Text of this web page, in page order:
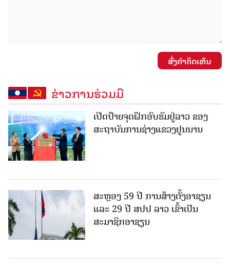
ສົ່ງຄໍາຄິດເຫັນ
ຂ່າວການຮ່ວມມື
ເປີດປ້າຍຈຸດຝຶກອົບຮົມຢູ່ລາວ ຂອງ
ສະຖາບັນການຊ່າງແຂວງຢູນນານ
ສະຫຼອງ 59 ປີ ການສ້າງຕັ້ງອາຊຽນ
ແລະ 29 ປີ ສປປ ລາວ ເຂົ້າເປັນ
ສະມາຊິກອາຊຽນ